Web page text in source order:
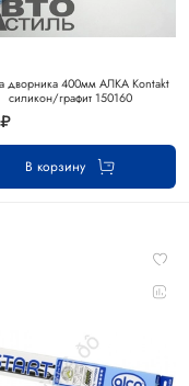
дворника 400мм АЛКА Kontakt
силикон/графит 150160
В корзину